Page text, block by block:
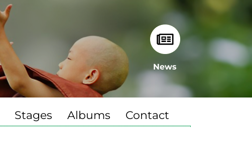
News
Stages Albums Contact